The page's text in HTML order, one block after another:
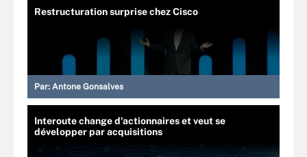
Restructuration surprise chez Cisco
Par: Antone Gonsalves
Interoute change d'actionnaires et veut se
développer par acquisitions